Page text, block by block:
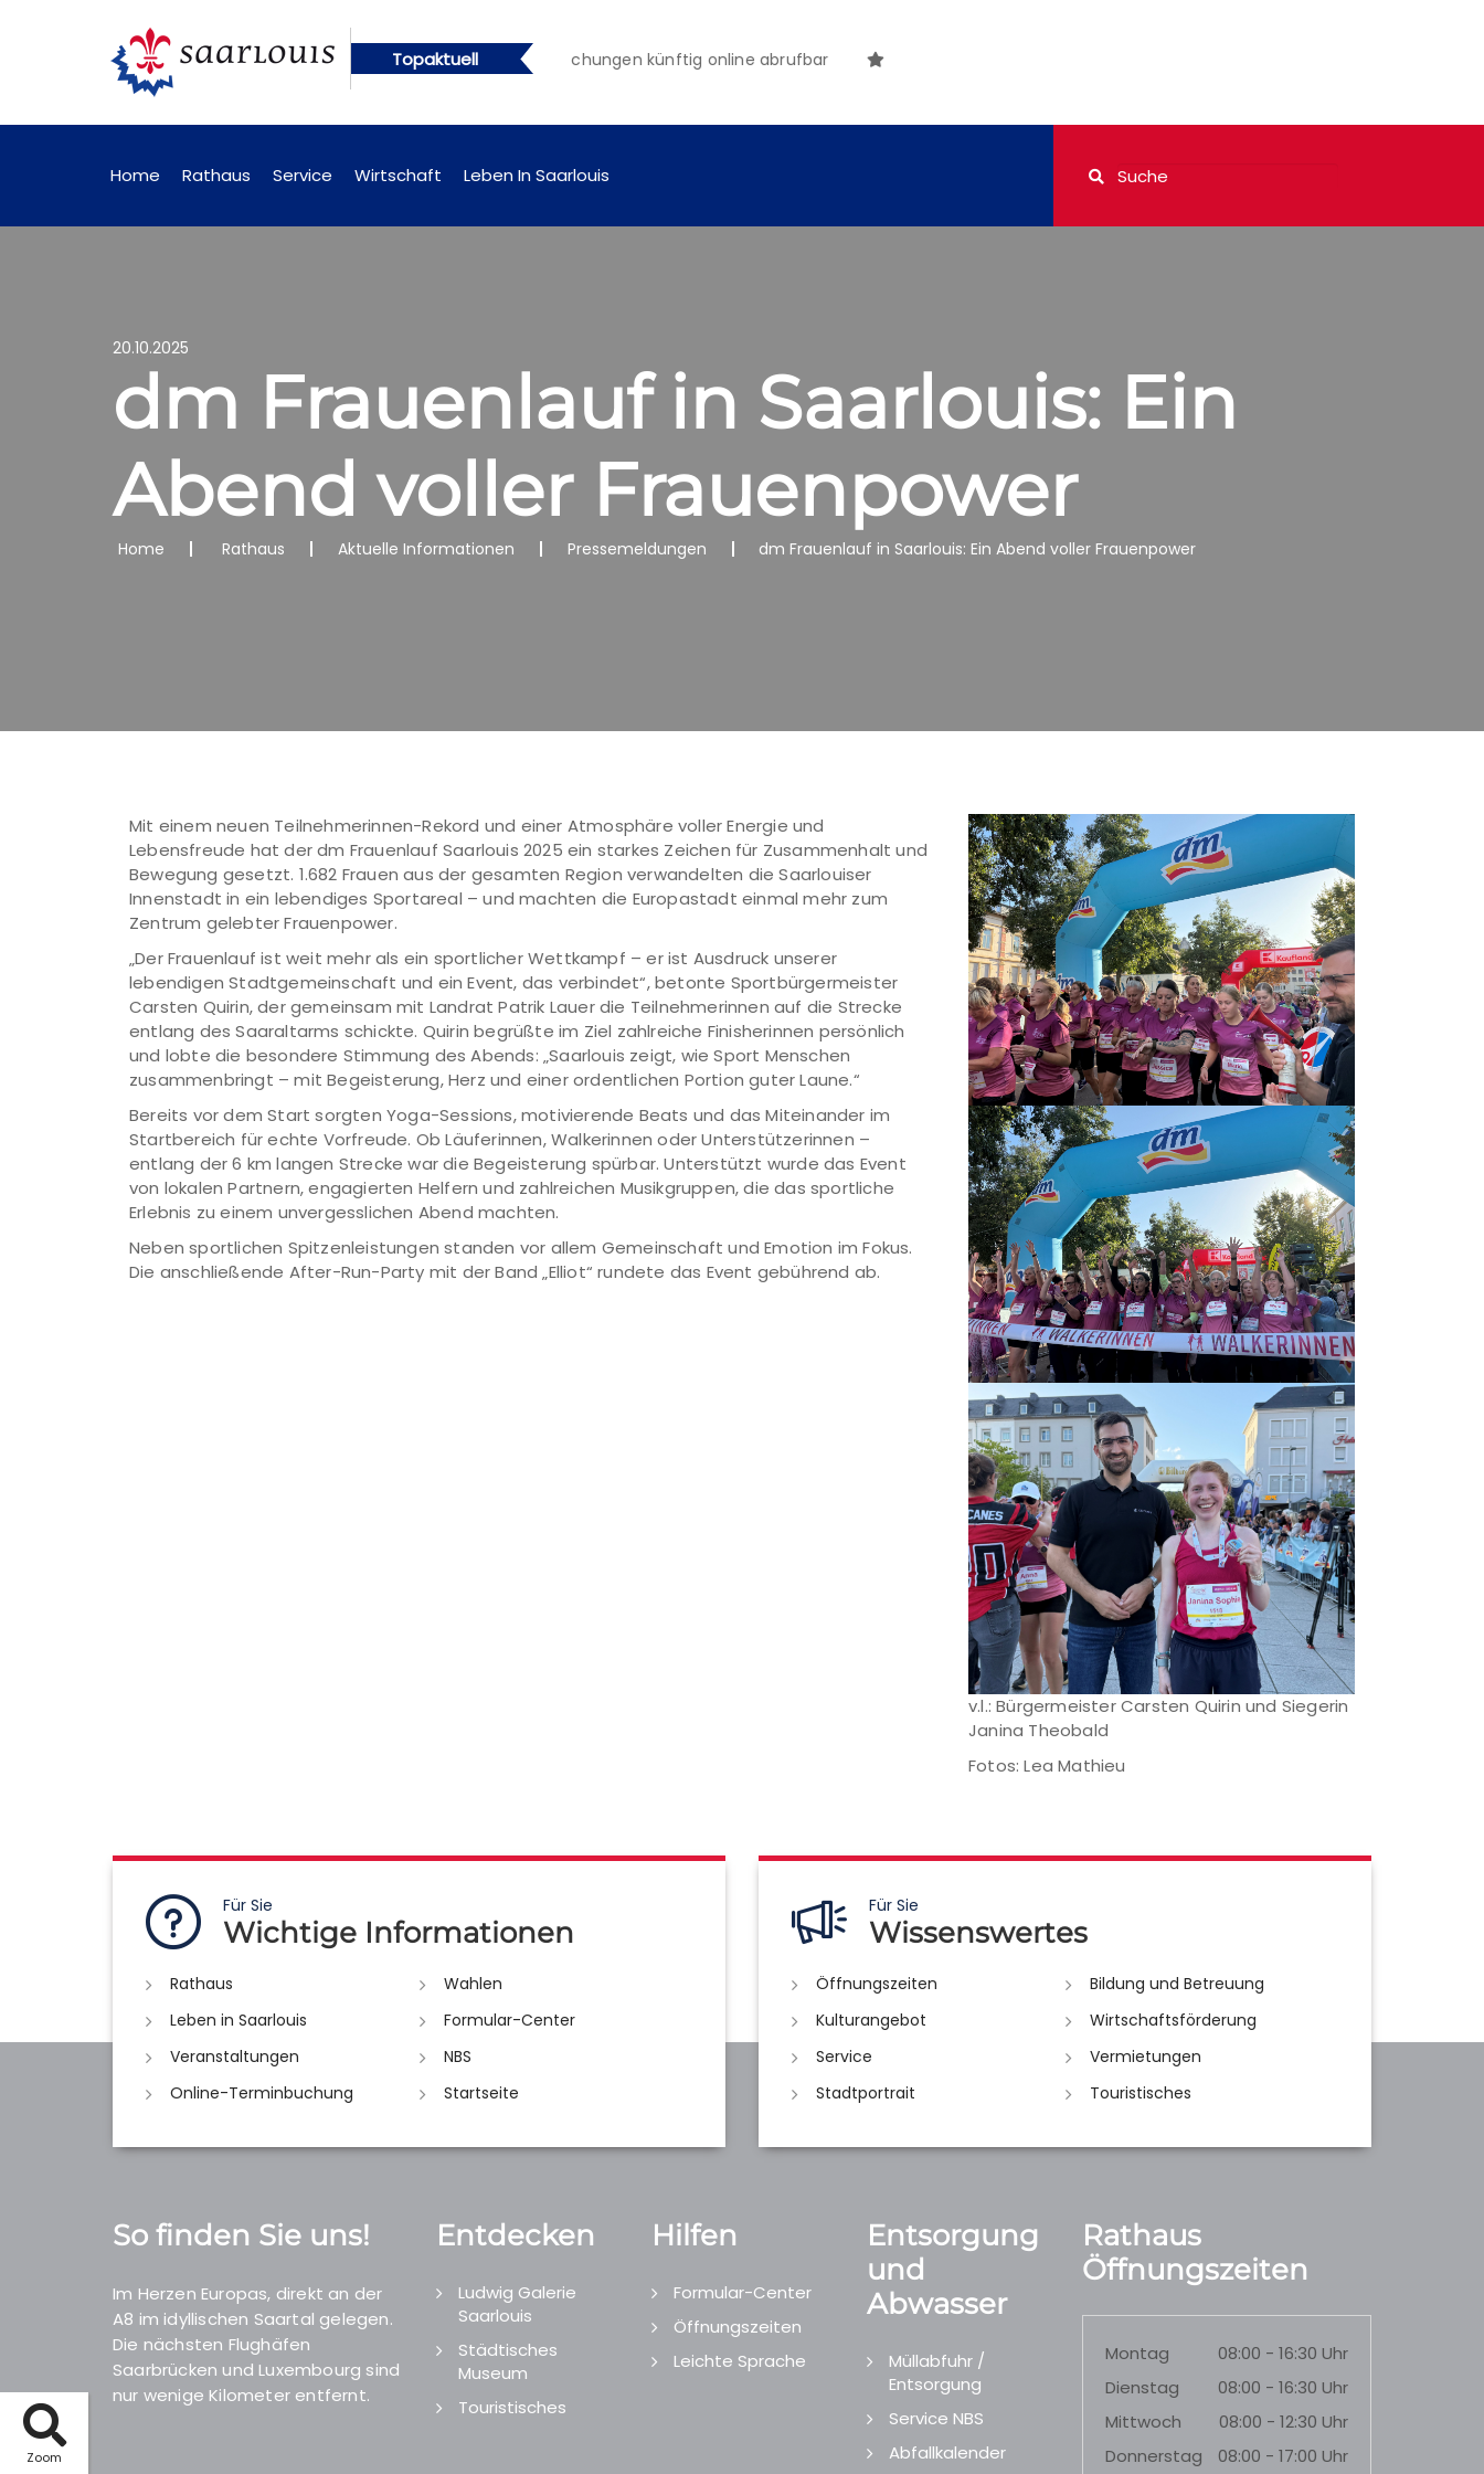
Zoom
Topaktuell
künftig online abrufbar Öffentliche Bekanntmachungen künftig online abrufbar
Home Rathaus Service Wirtschaft Leben In Saarlouis
20.10.2025
dm Frauenlauf in Saarlouis: Ein
Abend voller Frauenpower
Home Rathaus Aktuelle Informationen Pressemeldungen dm Frauenlauf in Saarlouis: Ein Abend voller Frauenpower
Mit einem neuen Teilnehmerinnen-Rekord und einer Atmosphäre voller Energie und
Lebensfreude hat der dm Frauenlauf Saarlouis 2025 ein starkes Zeichen für Zusammenhalt und
Bewegung gesetzt. 1.682 Frauen aus der gesamten Region verwandelten die Saarlouiser
Innenstadt in ein lebendiges Sportareal – und machten die Europastadt einmal mehr zum
Zentrum gelebter Frauenpower.
„Der Frauenlauf ist weit mehr als ein sportlicher Wettkampf – er ist Ausdruck unserer
lebendigen Stadtgemeinschaft und ein Event, das verbindet“, betonte Sportbürgermeister
Carsten Quirin, der gemeinsam mit Landrat Patrik Lauer die Teilnehmerinnen auf die Strecke
entlang des Saaraltarms schickte. Quirin begrüßte im Ziel zahlreiche Finisherinnen persönlich
und lobte die besondere Stimmung des Abends: „Saarlouis zeigt, wie Sport Menschen
zusammenbringt – mit Begeisterung, Herz und einer ordentlichen Portion guter Laune.“
Bereits vor dem Start sorgten Yoga-Sessions, motivierende Beats und das Miteinander im
Startbereich für echte Vorfreude. Ob Läuferinnen, Walkerinnen oder Unterstützerinnen –
entlang der 6 km langen Strecke war die Begeisterung spürbar. Unterstützt wurde das Event
von lokalen Partnern, engagierten Helfern und zahlreichen Musikgruppen, die das sportliche
Erlebnis zu einem unvergesslichen Abend machten.
Neben sportlichen Spitzenleistungen standen vor allem Gemeinschaft und Emotion im Fokus.
Die anschließende After-Run-Party mit der Band „Elliot“ rundete das Event gebührend ab.
v.l.: Bürgermeister Carsten Quirin und Siegerin
Janina Theobald
Fotos: Lea Mathieu
Für Sie
Wichtige Informationen
Rathaus
Wahlen
Leben in Saarlouis
Formular-Center
Veranstaltungen
NBS
Online-Terminbuchung
Startseite
Für Sie
Wissenswertes
Öffnungszeiten
Bildung und Betreuung
Kulturangebot
Wirtschaftsförderung
Service
Vermietungen
Stadtportrait
Touristisches
So finden Sie uns!
Im Herzen Europas, direkt an der
A8 im idyllischen Saartal gelegen.
Die nächsten Flughäfen
Saarbrücken und Luxembourg sind
nur wenige Kilometer entfernt.
Entdecken
Ludwig Galerie
Saarlouis
Städtisches
Museum
Touristisches
Hilfen
Formular-Center
Öffnungszeiten
Leichte Sprache
Entsorgung
und
Abwasser
Müllabfuhr /
Entsorgung
Service NBS
Abfallkalender
Rathaus
Öffnungszeiten
Montag
08:00 - 16:30 Uhr
Dienstag
08:00 - 16:30 Uhr
Mittwoch
08:00 - 12:30 Uhr
Donnerstag
08:00 - 17:00 Uhr